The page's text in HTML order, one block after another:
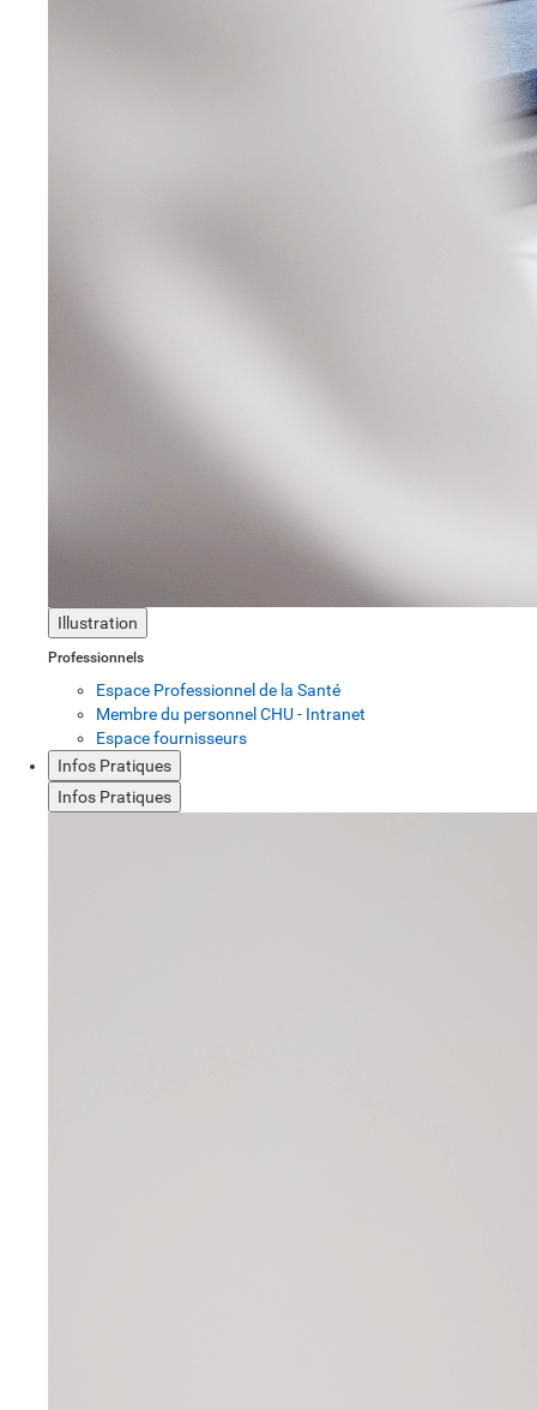
Illustration
Professionnels
Espace Professionnel de la Santé
Membre du personnel CHU - Intranet
Espace fournisseurs
Infos Pratiques
Infos Pratiques